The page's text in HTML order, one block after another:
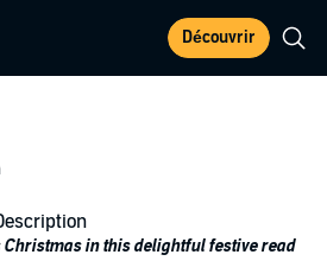
Découvrir
Christmas in this delightful festive read